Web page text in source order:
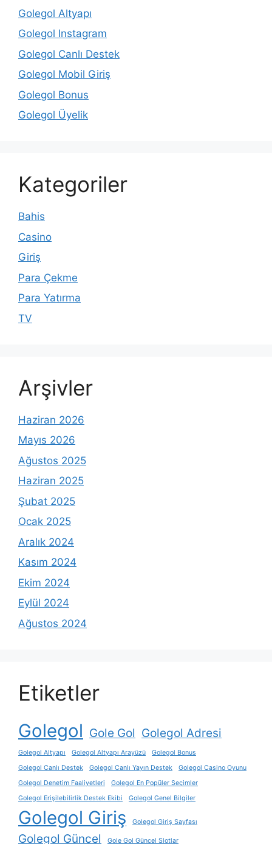
Golegol Altyapı
Golegol Instagram
Golegol Canlı Destek
Golegol Mobil Giriş
Golegol Bonus
Golegol Üyelik
Kategoriler
Bahis
Casino
Giriş
Para Çekme
Para Yatırma
TV
Arşivler
Haziran 2026
Mayıs 2026
Ağustos 2025
Haziran 2025
Şubat 2025
Ocak 2025
Aralık 2024
Kasım 2024
Ekim 2024
Eylül 2024
Ağustos 2024
Etiketler
Golegol Gole Gol Golegol Adresi
Golegol Altyapı Golegol Altyapı Arayüzü
Golegol Bonus
Golegol Canlı Destek
Golegol Canlı Yayın Destek
Golegol Casino Oyunu
Golegol Denetim Faaliyetleri
Golegol En Popüler Seçimler
Golegol Erişilebilirlik Destek Ekibi
Golegol Genel Bilgiler
Golegol Giriş Golegol Giriş Sayfası
Golegol Güncel Gole Gol Güncel Slotlar